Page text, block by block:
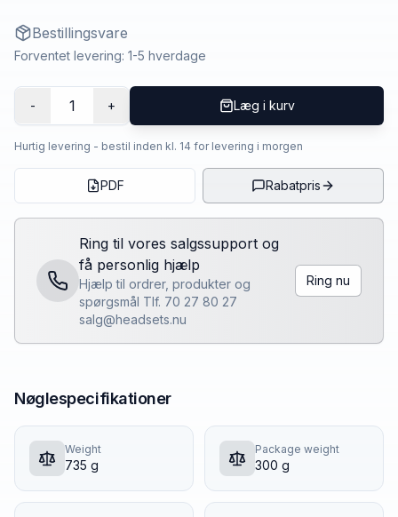
Bestillingsvare
Forventet levering: 1-5 hverdage
- 1 + Læg i kurv
Hurtig levering - bestil inden kl. 14 for levering i morgen
PDF Rabatpris
Ring til vores salgssupport og
få personlig hjælp
Hjælp til ordrer, produkter og
spørgsmål Tlf. 70 27 80 27
salg@headsets.nu
Ring nu
Nøglespecifikationer
Weight
735 g
Package weight
300 g